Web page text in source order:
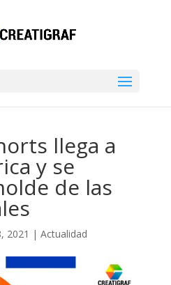
llega a
y se
de las
2021 | Actualidad